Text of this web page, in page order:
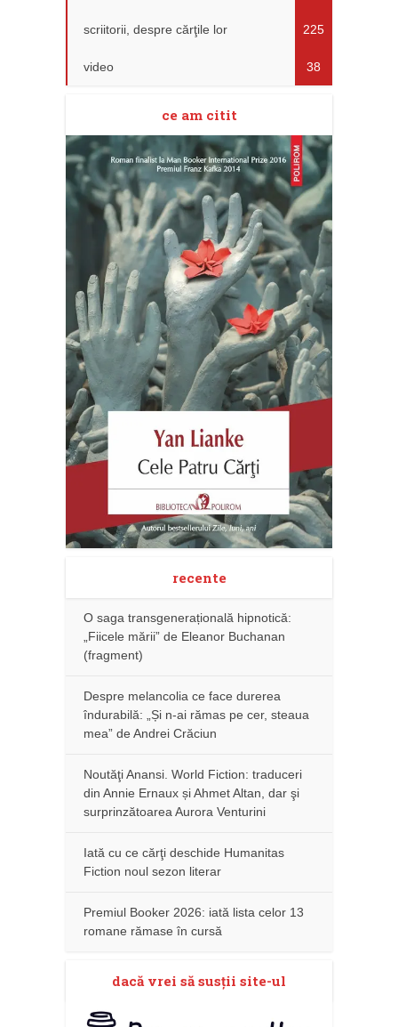
scriitorii, despre cărţile lor 225
video 38
ce am citit
recente
O saga transgenerațională hipnotică:
„Fiicele mării” de Eleanor Buchanan
(fragment)
Despre melancolia ce face durerea
îndurabilă: „Și n-ai rămas pe cer, steaua
mea” de Andrei Crăciun
Noutăţi Anansi. World Fiction: traduceri
din Annie Ernaux și Ahmet Altan, dar şi
surprinzătoarea Aurora Venturini
Iată cu ce cărţi deschide Humanitas
Fiction noul sezon literar
Premiul Booker 2026: iată lista celor 13
romane rămase în cursă
dacă vrei să susţii site-ul